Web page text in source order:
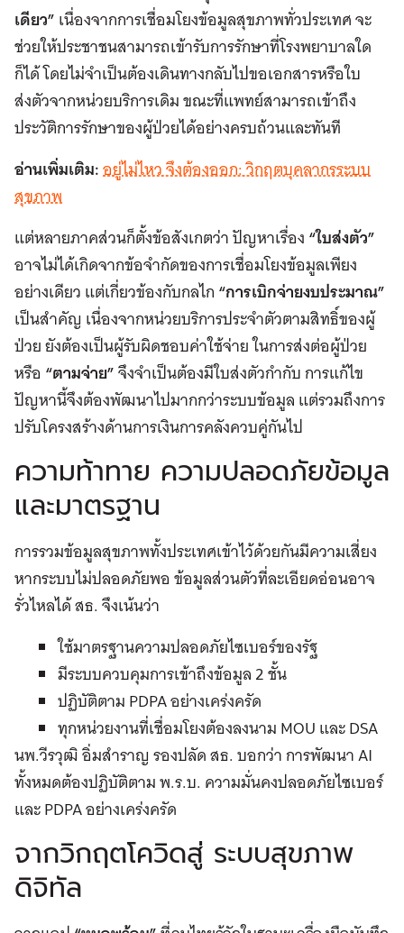
เดียว”เนื่องจากการเชื่อมโยงข้อมูลสุขภาพทั่วประเทศ จะ
ช่วยให้ประชาชนสามารถเข้ารับการรักษาที่โรงพยาบาลใด
ก็ได้ โดยไม่จำเป็นต้องเดินทางกลับไปขอเอกสารหรือใบ
ส่งตัวจากหน่วยบริการเดิม ขณะที่แพทย์สามารถเข้าถึง
ประวัติการรักษาของผู้ป่วยได้อย่างครบถ้วนและทันที
อ่านเพิ่มเติม:อยู่ไม่ไหว จึงต้องออก: วิกฤตบุคลากรระบบ
สุขภาพ
แต่หลายภาคส่วนก็ตั้งข้อสังเกตว่า ปัญหาเรื่อง“ใบส่งตัว”
อาจไม่ได้เกิดจากข้อจำกัดของการเชื่อมโยงข้อมูลเพียง
อย่างเดียว แต่เกี่ยวข้องกับกลไก“การเบิกจ่ายงบประมาณ”
เป็นสำคัญ เนื่องจากหน่วยบริการประจำตัวตามสิทธิ์ของผู้
ป่วย ยังต้องเป็นผู้รับผิดชอบค่าใช้จ่าย ในการส่งต่อผู้ป่วย
หรือ “ตามจ่าย”จึงจำเป็นต้องมีใบส่งตัวกำกับ การแก้ไข
ปัญหานี้จึงต้องพัฒนาไปมากกว่าระบบข้อมูล แต่รวมถึงการ
ปรับโครงสร้างด้านการเงินการคลังควบคู่กันไป
ความท้าทาย ความปลอดภัยข้อมูล
และมาตรฐาน
การรวมข้อมูลสุขภาพทั้งประเทศเข้าไว้ด้วยกันมีความเสี่ยง
หากระบบไม่ปลอดภัยพอ ข้อมูลส่วนตัวที่ละเอียดอ่อนอาจ
รั่วไหลได้ สธ. จึงเน้นว่า
ใช้มาตรฐานความปลอดภัยไซเบอร์ของรัฐ
มีระบบควบคุมการเข้าถึงข้อมูล 2 ชั้น
ปฏิบัติตาม PDPA อย่างเคร่งครัด
ทุกหน่วยงานที่เชื่อมโยงต้องลงนาม MOU และ DSA
นพ.วีรวุฒิ อิ่มสำราญ รองปลัด สธ. บอกว่า การพัฒนา AI
ทั้งหมดต้องปฏิบัติตาม พ.ร.บ. ความมั่นคงปลอดภัยไซเบอร์
และ PDPA อย่างเคร่งครัด
จากวิกฤตโควิดสู่ ระบบสุขภาพ
ดิจิทัล